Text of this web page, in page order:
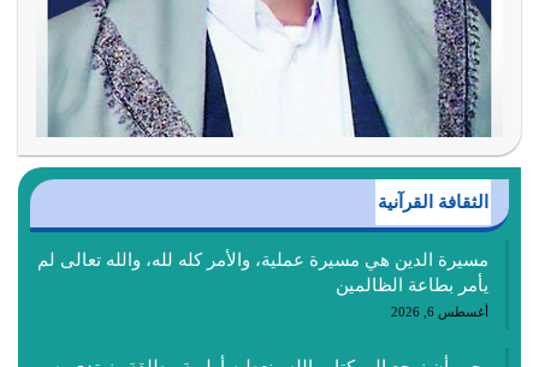
الثقافة القرآنية
مسيرة الدين هي مسيرة عملية، والأمر كله لله، والله تعالى لم
يأمر بطاعة الظالمين
أغسطس 6, 2026